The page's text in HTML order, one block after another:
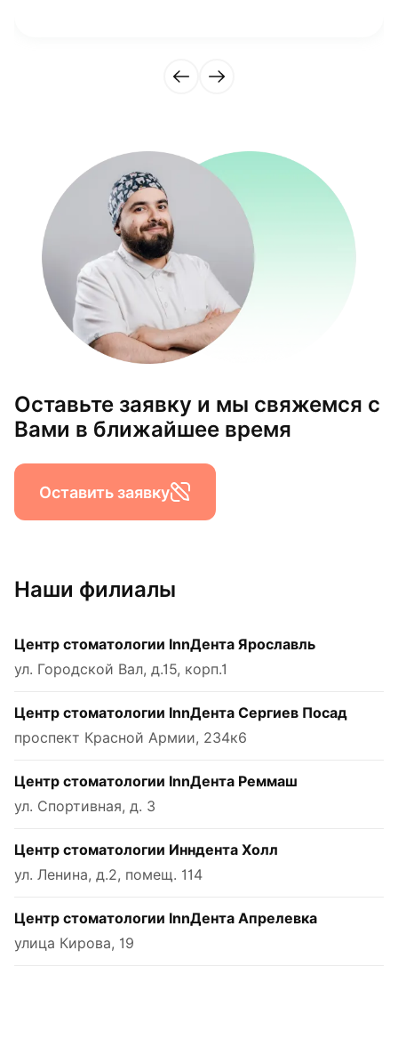
Оставьте заявку и мы свяжемся с
Вами в ближайшее время
Оставить заявку
Наши филиалы
Центр стоматологии InnДента Ярославль
ул. Городской Вал, д.15, корп.1
Центр стоматологии InnДента Сергиев Посад
проспект Красной Армии, 234к6
Центр стоматологии InnДента Реммаш
ул. Спортивная, д. 3
Центр стоматологии Инндента Холл
ул. Ленина, д.2, помещ. 114
Центр стоматологии InnДента Апрелевка
улица Кирова, 19